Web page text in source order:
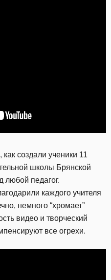
создали ученики 11
школы Брянской
любой педагог.
каждого учителя
немного “хромает”
видео и творческий
все огрехи.